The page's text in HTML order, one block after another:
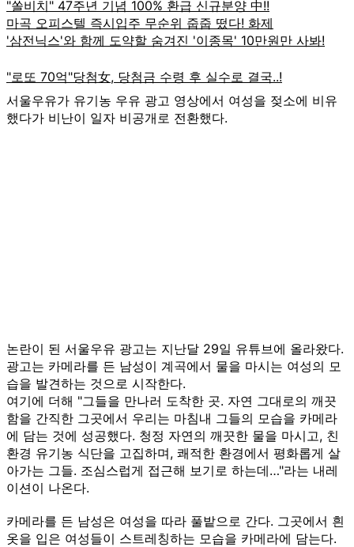
서울우유가 유기농 우유 광고 영상에서 여성을 젖소에 비유
했다가 비난이 일자 비공개로 전환했다.
논란이 된 서울우유 광고는 지난달 29일 유튜브에 올라왔다.
광고는 카메라를 든 남성이 계곡에서 물을 마시는 여성의 모
습을 발견하는 것으로 시작한다.
여기에 더해 "그들을 만나러 도착한 곳. 자연 그대로의 깨끗
함을 간직한 그곳에서 우리는 마침내 그들의 모습을 카메라
에 담는 것에 성공했다. 청정 자연의 깨끗한 물을 마시고, 친
환경 유기농 식단을 고집하며, 쾌적한 환경에서 평화롭게 살
아가는 그들. 조심스럽게 접근해 보기로 하는데…"라는 내레
이션이 나온다.
카메라를 든 남성은 여성을 따라 풀밭으로 간다. 그곳에서 흰
옷을 입은 여성들이 스트레칭하는 모습을 카메라에 담는다.